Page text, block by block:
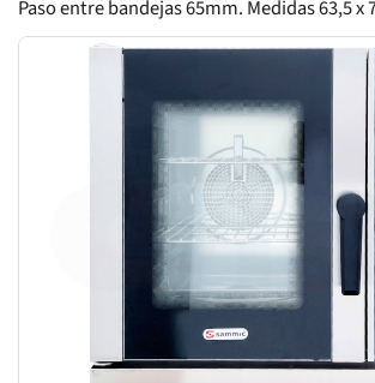
Paso entre bandejas 65mm. Medidas 63,5 x